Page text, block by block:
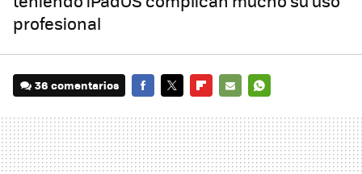
profesional
36 comentarios
MAIL